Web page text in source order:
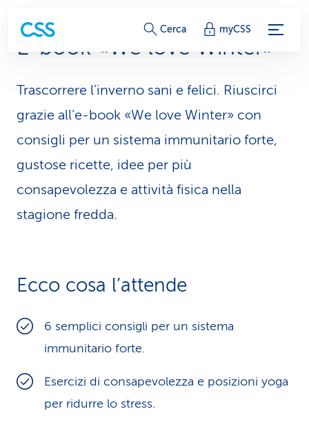
c
o
l
l
e
g
a
n
i
d
i
s
Cerca myCSS
E-book «We love Winter»
Trascorrere l’inverno sani e felici. Riuscirci
grazie all’e-book «We love Winter» con
consigli per un sistema immunitario forte,
gustose ricette, idee per più
consapevolezza e attività fisica nella
stagione fredda.
Ecco cosa l’attende
6 semplici consigli per un sistema
immunitario forte.
Esercizi di consapevolezza e posizioni yoga
per ridurre lo stress.